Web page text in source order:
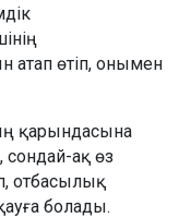
өтіп, онымен
қарындасына
сондай-ақ өз
отбасылық
болады.